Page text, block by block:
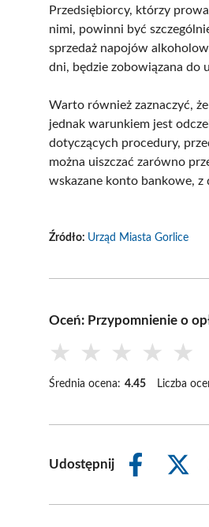
Przedsiębiorcy, którzy
nimi, powinni być
sprzedaż napojów
dni, będzie zobowiązana do
Warto również zaznaczyć,
jednak warunkiem jest
dotyczących procedury,
można uiszczać zarówno
wskazane konto bankowe, z
Źródło: Urząd Miasta Gorlice
Oceń: Przypomnienie o
★ ★ ★ ★ ★
Średnia ocena: 4.45 Liczba
Udostępnij
Share
Share